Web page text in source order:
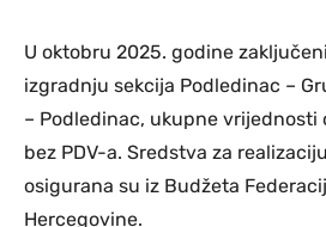
U oktobru 2025. godine
izgradnju sekcija Podledinac –
– Podledinac, ukupne vrijednosti
bez PDV-a. Sredstva za
osigurana su iz Budžeta
Hercegovine.